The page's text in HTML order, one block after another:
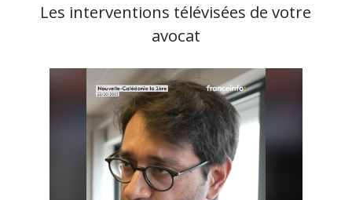
Les interventions télévisées de votre
avocat